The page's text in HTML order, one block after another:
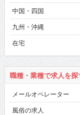
中国・四国
九州・沖縄
在宅
職種・業種で求人を探
メールオペレーター
風俗の求人